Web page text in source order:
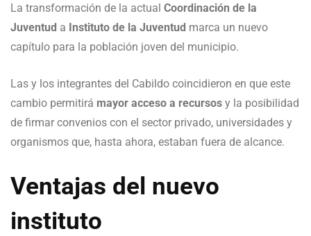
La transformación de la actual Coordinación de la
Juventud a Instituto de la Juventud marca un nuevo
capítulo para la población joven del municipio.
Las y los integrantes del Cabildo coincidieron en que este
cambio permitirá mayor acceso a recursos y la posibilidad
de firmar convenios con el sector privado, universidades y
organismos que, hasta ahora, estaban fuera de alcance.
Ventajas del nuevo
instituto